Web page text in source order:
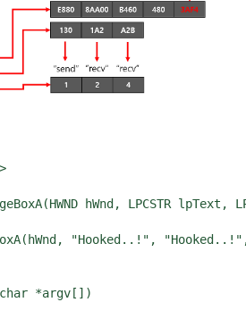
hWnd, LPCSTR
"Hooked..!",
*argv[])